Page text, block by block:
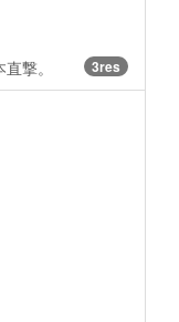
撃。 3res